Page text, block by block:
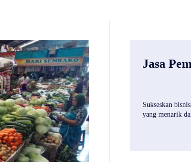
Jasa
Sukseskan
yang menarik